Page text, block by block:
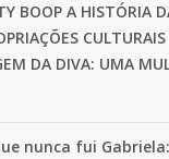
BOOP A HISTÓRIA
DA DIVA: UMA
nunca fui